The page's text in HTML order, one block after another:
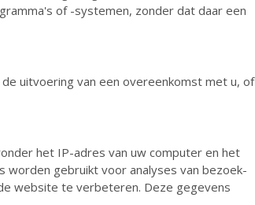
of -systemen, zonder dat daar een
uitvoering van een overeenkomst met u, of
het IP-adres van uw computer en het
gebruikt voor analyses van bezoek-
website te verbeteren. Deze gegevens